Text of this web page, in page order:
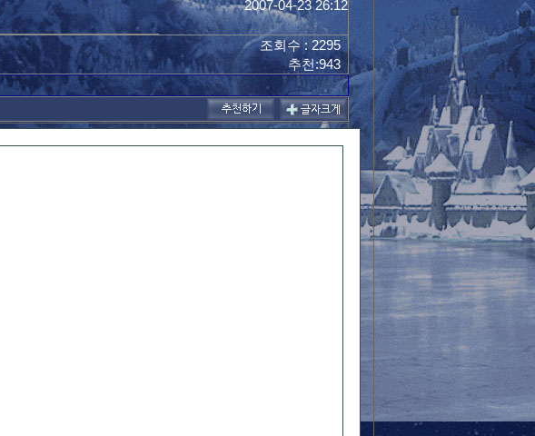
2007-04-23 26:12
조회수 : 2295
추천:943